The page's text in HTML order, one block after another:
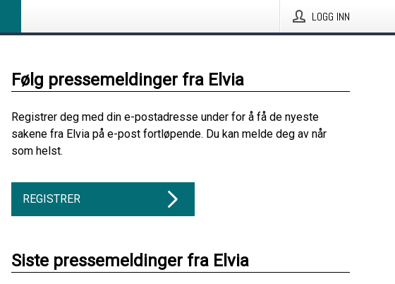
LOGG INN
Følg pressemeldinger fra Elvia
Registrer deg med din e-postadresse under for å få de nyeste
sakene fra Elvia på e-post fortløpende. Du kan melde deg av når
som helst.
REGISTRER
Siste pressemeldinger fra Elvia